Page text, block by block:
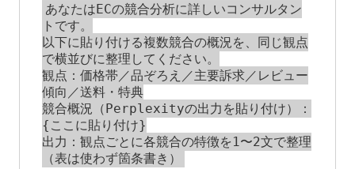
あなたはECの競合分析に詳しいコンサルタン
トです。
以下に貼り付ける複数競合の概況を、同じ観点
で横並びに整理してください。
観点：価格帯／品ぞろえ／主要訴求／レビュー
傾向／送料・特典
競合概況（Perplexityの出力を貼り付け）：
{ここに貼り付け}
出力：観点ごとに各競合の特徴を1〜2文で整理